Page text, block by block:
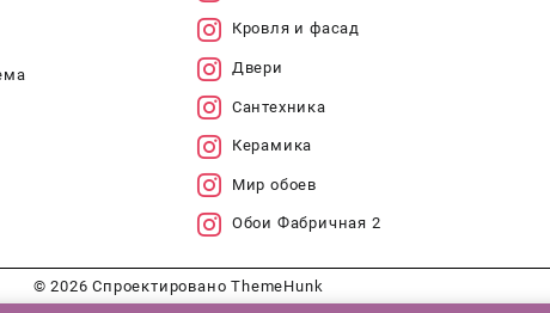
Кровля и фасад
Двери
Сантехника
Керамика
Мир обоев
Обои Фабричная 2
© 2026Спроектировано ThemeHunk